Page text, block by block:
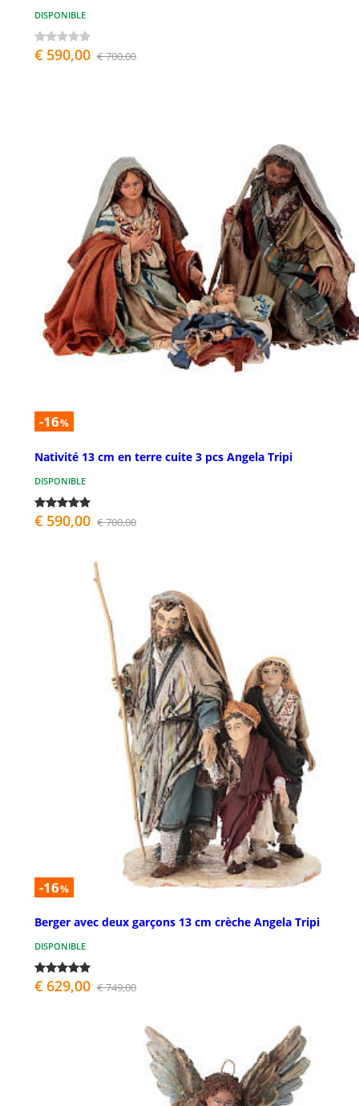
DISPONIBLE
€ 590,00 € 700,00
-16%
Nativité 13 cm en terre cuite 3 pcs Angela Tripi
DISPONIBLE
€ 590,00 € 700,00
-16%
Berger avec deux garçons 13 cm crèche Angela Tripi
DISPONIBLE
€ 629,00 € 749,00